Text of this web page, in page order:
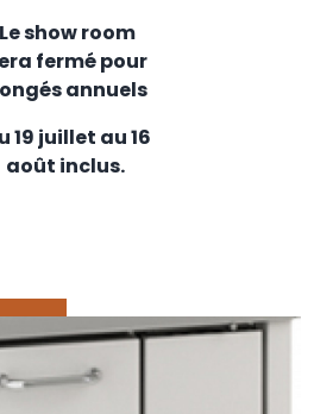
Le show room
fermé pour
annuels
19 juillet au 16
août inclus.